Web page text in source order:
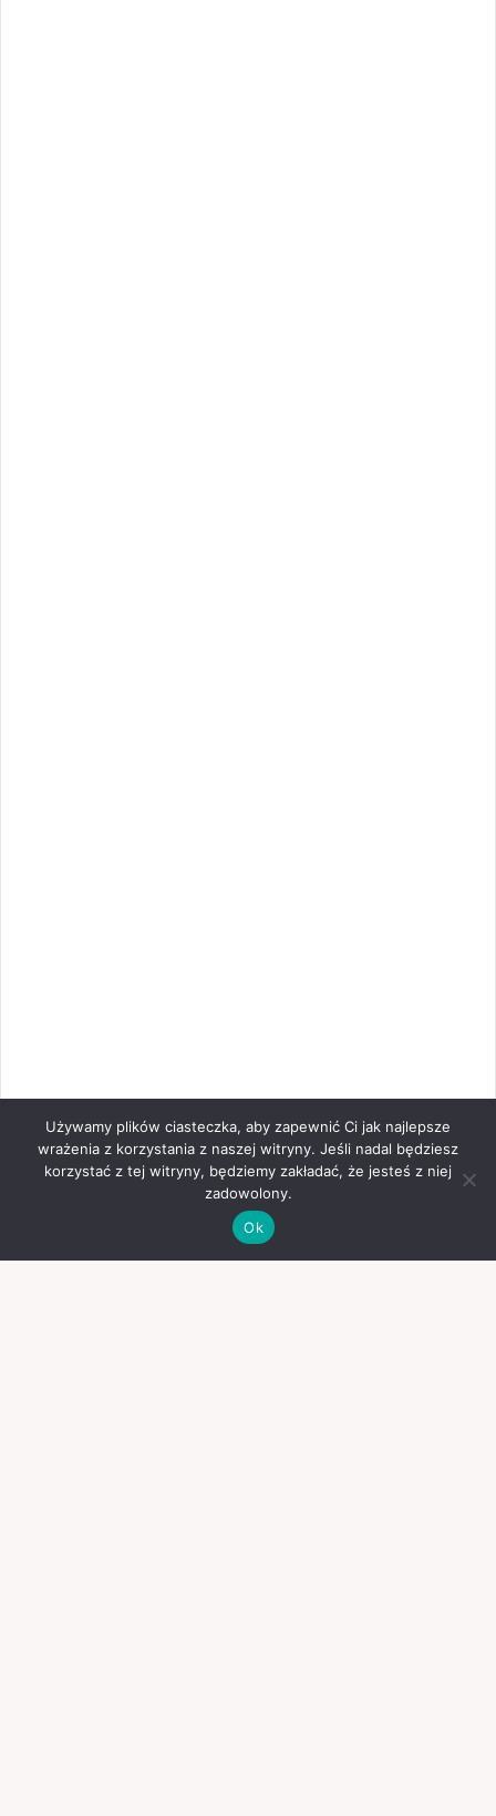
Używamy plików ciasteczka, aby zapewnić Ci jak najlepsze
wrażenia z korzystania z naszej witryny. Jeśli nadal będziesz
korzystać z tej witryny, będziemy zakładać, że jesteś z niej
zadowolony.
Ok